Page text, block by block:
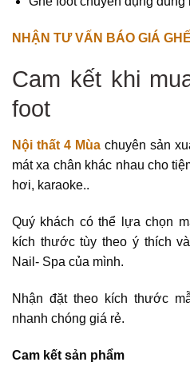
NHẬN TƯ VẤN BÁO GIÁ
Cam kết khi
foot
Nội thất 4 Mùa chuyên sản
mát xa chân khác nhau cho
hơi, karaoke..
Quý khách có thể lựa chọn
kích thước tùy theo ý thích
Nail- Spa của mình.
Nhận đặt theo kích thước
nhanh chóng giá rẻ.
Cam kết sản phẩm